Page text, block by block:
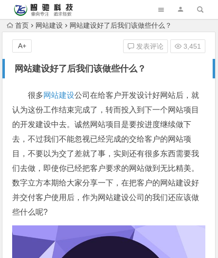
首页 网站建设 网站建设好了后我们该做些什么？
网站建设好了后我们该做些什么？
发表评论 3,451
A+
很多网站建设公司在给客户开发设计好网站后，就
认为这份工作结束完成了，转而投入到下一个网站项目
的开发建设中去。诚然网站项目是要按进度继续做下
去，不过我们不能忽视已经完成的交给客户的网站项
目，不要以为交了差就了事，实则还有很多东西需要我
们去做，即使你已经把客户要求的网站做到无比精美。
数字立方本期给大家分享一下，在把客户的网站建设好
并交付客户使用后，作为网站建设公司的我们还应该做
些什么呢?